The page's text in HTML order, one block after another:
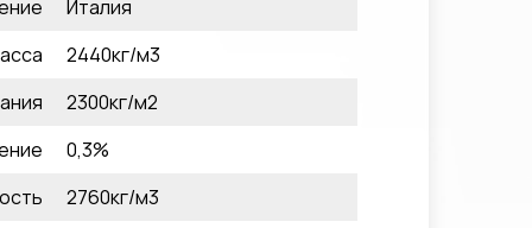
Италия
2440кг/м3
2300кг/м2
0,3%
2760кг/м3